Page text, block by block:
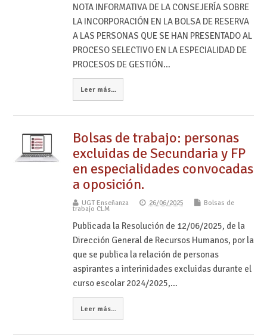
NOTA INFORMATIVA DE LA CONSEJERÍA SOBRE
LA INCORPORACIÓN EN LA BOLSA DE RESERVA
A LAS PERSONAS QUE SE HAN PRESENTADO AL
PROCESO SELECTIVO EN LA ESPECIALIDAD DE
PROCESOS DE GESTIÓN…
Leer más...
Bolsas de trabajo: personas
excluidas de Secundaria y FP
en especialidades convocadas
a oposición.
UGT Enseñanza 26/06/2025 Bolsas de
trabajo CLM
Publicada la Resolución de 12/06/2025, de la
Dirección General de Recursos Humanos, por la
que se publica la relación de personas
aspirantes a interinidades excluidas durante el
curso escolar 2024/2025,…
Leer más...